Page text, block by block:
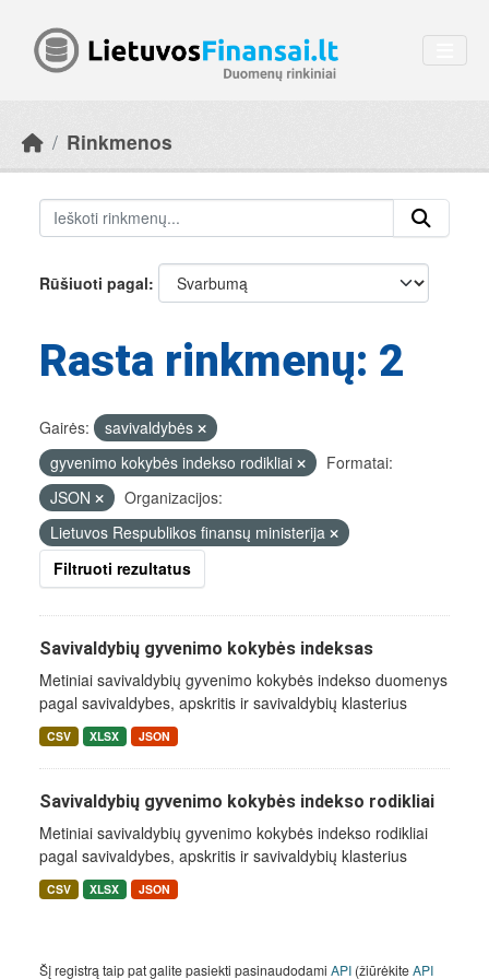
Rinkmenos
Rūšiuoti pagal
Rasta rinkmenų: 2
Gairės:
savivaldybės
gyvenimo kokybės indekso rodikliai
Formatai:
JSON
Organizacijos:
Lietuvos Respublikos finansų ministerija
Filtruoti rezultatus
Savivaldybių gyvenimo kokybės indeksas
Metiniai savivaldybių gyvenimo kokybės indekso duomenys
pagal savivaldybes, apskritis ir savivaldybių klasterius
CSV XLSX JSON
Savivaldybių gyvenimo kokybės indekso rodikliai
Metiniai savivaldybių gyvenimo kokybės indekso rodikliai
pagal savivaldybes, apskritis ir savivaldybių klasterius
CSV XLSX JSON
Šį registrą taip pat galite pasiekti pasinaudodami API (žiūrėkiteAPI